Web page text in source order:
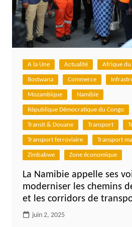
A la Une Actualité Afrique du
Bostwana Commerce
Mozambique Namibie
République Démocratique du Congo
Transit & Douane Transport
Transport ferroviaire Transport
Zimbabwe Zone économique
La Namibie appelle ses
moderniser les chemins
et les corridors de
juin 2, 2025